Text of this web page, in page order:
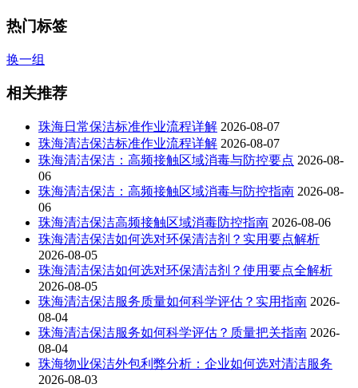
热门标签
换一组
相关推荐
珠海日常保洁标准作业流程详解 2026-08-07
珠海清洁保洁标准作业流程详解 2026-08-07
珠海清洁保洁：高频接触区域消毒与防控要点 2026-08-
06
珠海清洁保洁：高频接触区域消毒与防控指南 2026-08-
06
珠海清洁保洁高频接触区域消毒防控指南 2026-08-06
珠海清洁保洁如何选对环保清洁剂？实用要点解析
2026-08-05
珠海清洁保洁如何选对环保清洁剂？使用要点全解析
2026-08-05
珠海清洁保洁服务质量如何科学评估？实用指南 2026-
08-04
珠海清洁保洁服务如何科学评估？质量把关指南 2026-
08-04
珠海物业保洁外包利弊分析：企业如何选对清洁服务
2026-08-03